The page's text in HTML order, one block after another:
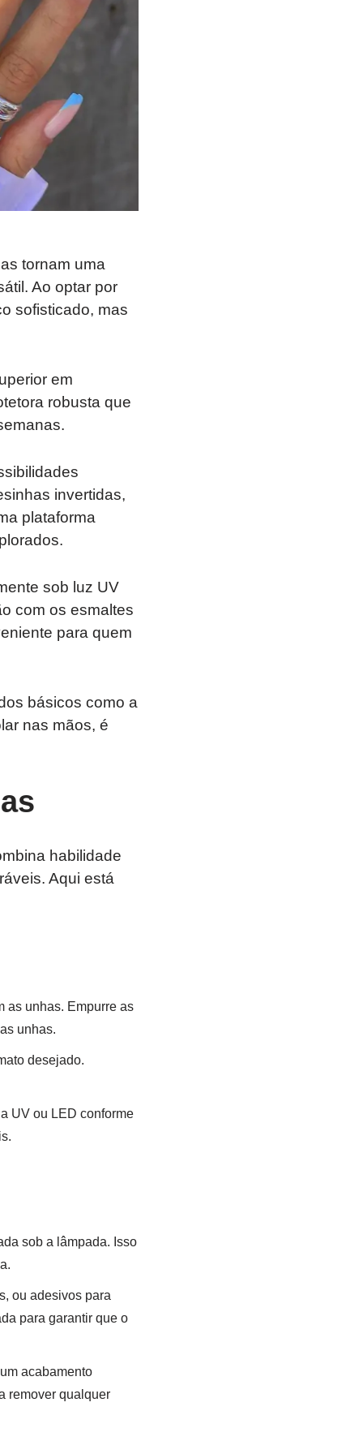
tornam uma
Ao optar por
sofisticado, mas
em
robusta que
invertidas,
plataforma
sob luz UV
com os esmaltes
para quem
básicos como a
nas mãos, é
habilidade
Aqui está
as unhas. Empurre as
unhas.
desejado.
UV ou LED conforme
sob a lâmpada. Isso
ou adesivos para
para garantir que o
acabamento
remover qualquer